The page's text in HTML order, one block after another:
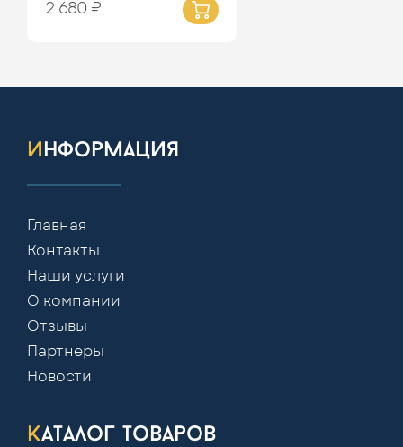
2 680 ₽
информация
Главная
Контакты
Наши услуги
О компании
Отзывы
Партнеры
Новости
каталог товаров